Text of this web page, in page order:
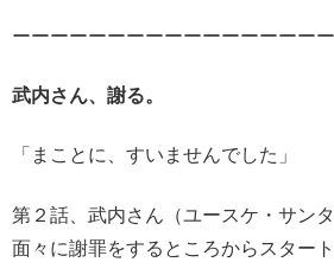
ーーーーーーーーーーーーーーーー
武内さん、謝る。
「まことに、すいませんでした」
第２話、武内さん（ユースケ・サン
面々に謝罪をするところからスタート